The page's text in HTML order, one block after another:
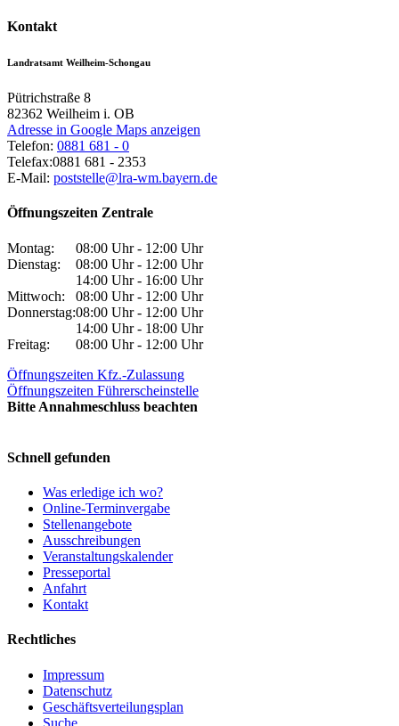
Kontakt
Landratsamt Weilheim-Schongau
Pütrichstraße 8
82362 Weilheim i. OB
Adresse in Google Maps anzeigen
Telefon: 0881 681 - 0
Telefax:0881 681 - 2353
E-Mail: poststelle@lra-wm.bayern.de
Öffnungszeiten Zentrale
Montag:
08:00 Uhr - 12:00 Uhr
Dienstag:
08:00 Uhr - 12:00 Uhr
14:00 Uhr - 16:00 Uhr
Mittwoch:
08:00 Uhr - 12:00 Uhr
Donnerstag:08:00 Uhr - 12:00 Uhr
14:00 Uhr - 18:00 Uhr
Freitag:
08:00 Uhr - 12:00 Uhr
Öffnungszeiten Kfz.-Zulassung
Öffnungszeiten Führerscheinstelle
Bitte Annahmeschluss beachten
Schnell gefunden
Was erledige ich wo?
Online-Terminvergabe
Stellenangebote
Ausschreibungen
Veranstaltungskalender
Presseportal
Anfahrt
Kontakt
Rechtliches
Impressum
Datenschutz
Geschäftsverteilungsplan
Suche